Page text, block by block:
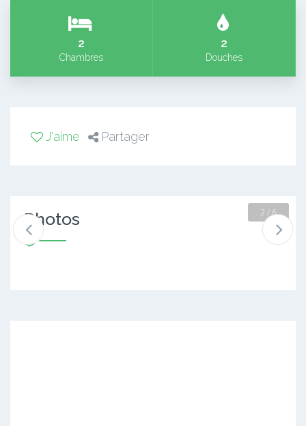
2
Chambres
2
Douches
J'aime Partager
Photos 2 / 6